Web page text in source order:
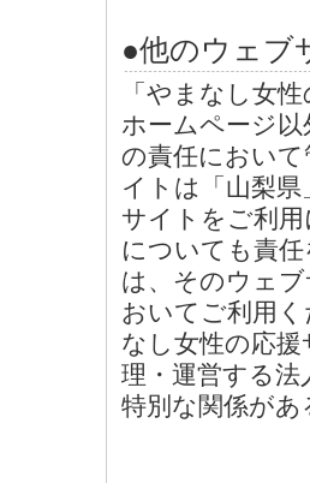
●他のウェブ
「やまなし女
ホームページ
の責任におい
イトは「山梨
サイトをご利
についても責
は、そのウェ
おいてご利用
なし女性の応
理・運営する法
特別な関係が